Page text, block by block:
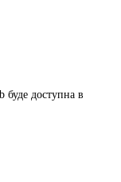
буде доступна в